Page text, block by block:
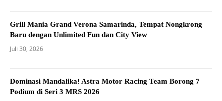
Grill Mania Grand Verona Samarinda, Tempat Nongkrong
Baru dengan Unlimited Fun dan City View
Juli 30, 2026
Dominasi Mandalika! Astra Motor Racing Team Borong 7
Podium di Seri 3 MRS 2026